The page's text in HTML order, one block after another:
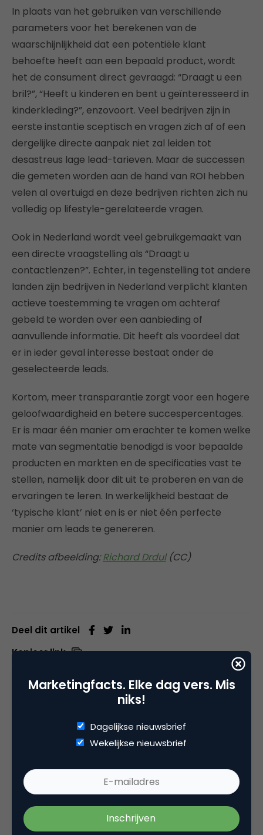
In plaats van het gebruiken van verschillende
parameters voor het berekenen van de
waarschijnlijkheid dat een potentiële klant
behoefte heeft aan een bepaald product, wordt
het de consument direct gevraagd: “Draagt u een
bril?”, “Heeft u kinderen en bent u geïnteresseerd in
kinderkleding?”, enzovoort. Veel bedrijven zijn in
eerste instantie sceptisch en vragen zich af of een
dergelijke directe aanpak niet zal leiden tot
desastreus lage lead-tarieven. Maar de successen
die gemeten worden aan de hand van ROI hebben
velen al overtuigd en deze bedrijven richten zich nu
volledig op lifestyle-gerelateerde vragen.
Ook in Nederland wordt veel gebruikgemaakt van
een directe vraagstelling als “Draagt u
contactlenzen?”. Echter, in tegenstelling tot andere
landen zijn bedrijven in Nederland verplicht klanten
actieve toestemming te vragen om achteraf
gebeld te worden over een aanbieding of
aanvullende informatie. Dit heeft als voordeel dat
er in ieder geval interesse bestaat onder de
geselecteerde leads.
Kortom, meer transparantie zorgt voor een hogere
geloofwaardigheid en betere succespercentages.
Er is maar één manier om erachter te komen welke
mate van segmentatie benodigd is voor bepaalde
producten en markten en de specificaties vast te
stellen, namelijk door dit uit te proberen en van de
ervaringen te leren. In werkelijkheid bestaat de
‘typische klant’ niet en is er niet één perfecte
manier om leads te genereren.
Credits afbeelding:Richard Drdul(CC)
Deel dit artikel
Kopieer link
Marketingfacts
die geen blogger zijn van Marketingfacts. Heb jij
een blog die je wilt delen, of wil je graag blogger
worden, stuur dan een tweet of mailnaar de
redactie
Marketingfacts. Elke dag vers. Mis
niks!
Dagelijkse nieuwsbrief
Wekelijkse nieuwsbrief